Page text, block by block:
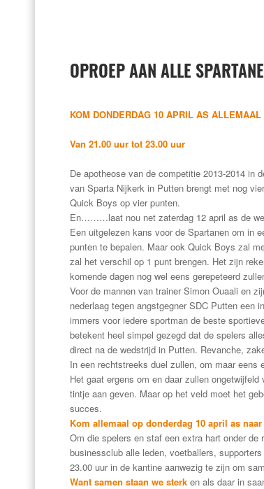
OPROEP AAN ALLE
KOM DONDERDAG 10 APRIL AS
Van 21.00 uur tot 23.00 uur
De apotheose van de competitie 2013-2014 in
van Sparta Nijkerk in Putten brengt met nog
Quick Boys op vier punten.
En………laat nou net zaterdag 12 april as de
Een uitgelezen kans voor de Spartanen om in
punten te bepalen. Maar ook Quick Boys zal
zal het verschil op 1 punt brengen. Het zijn
komende dagen nog wel eens gerepeteerd
Voor de mannen van trainer Simon Ouaali en
nederlaag tegen angstgegnerSDC Putten een
immers voor iedere sportman de beste
betekent heel simpel gezegd dat de spelers
direct na de wedstrijd in Putten. Revanche,
In een rechtstreeks duel zullen, om maar eens
Het gaat ergens om en daar zullen
tintje aan geven. Maar op het veld moet het
succes.
Kom allemaal op donderdag 10 april as
Om die spelers en staf een extra hart onder de
businessclub alle leden, voetballers,
23.00 uur in de kantine aanwezig te zijn om
Want samen staan we sterk en als daar in